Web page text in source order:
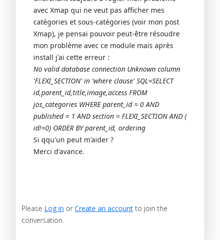
avec Xmap qui ne veut pas afficher mes
catégories et sous-catégories (voir mon post
Xmap), je pensai pouvoir peut-être résoudre
mon problème avec ce module mais après
install j'ai cette erreur :
No valid database connection Unknown column
'FLEXI_SECTION' in 'where clause' SQL=SELECT
id,parent_id,title,image,access FROM
jos_categories WHERE parent_id = 0 AND
published = 1 AND section = FLEXI_SECTION AND (
id!=0) ORDER BY parent_id, ordering
Si qqu'un peut m'aider ?
Merci d'avance.
Please Log in or Create an account to join the
conversation.